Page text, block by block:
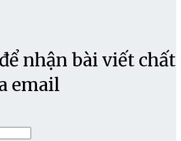
nhận bài viết chất
email